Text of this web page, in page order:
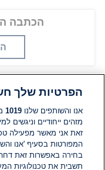
הכתבה הזו
תגובות
אין עדיין תגובות.
הוסף תגובה
הפרטיות שלך
אנו והשותפים שלנו1019
מזהים ייחודיים
זאת אני מאשר מפעילה
המפורטות בסעיף 'אנו
בחירה באפשרות זאת
תשבית את טכנולוגיות